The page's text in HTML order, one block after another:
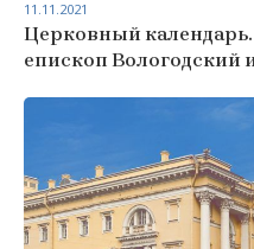
Церковный календарь.
епископ Вологодский
11.11.2021